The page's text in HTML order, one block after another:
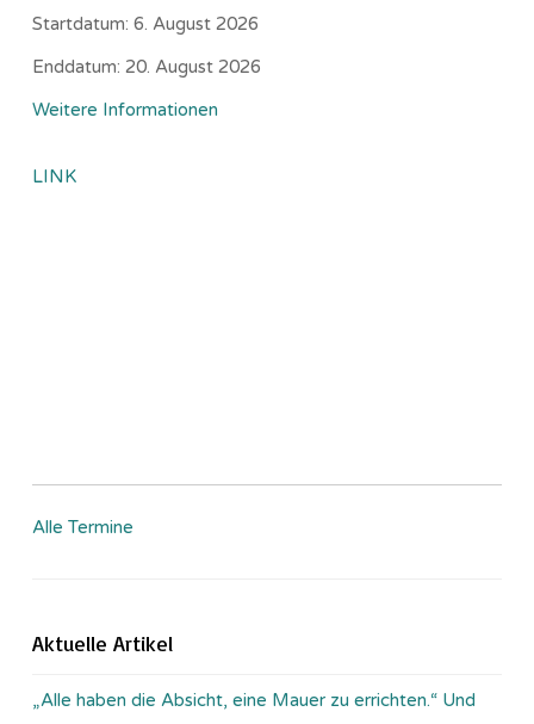
Startdatum: 6. August 2026
Enddatum: 20. August 2026
Weitere Informationen
LINK
Alle Termine
Aktuelle Artikel
„Alle haben die Absicht, eine Mauer zu errichten.“ Und